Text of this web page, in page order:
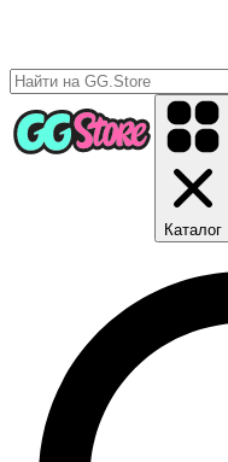
Каталог